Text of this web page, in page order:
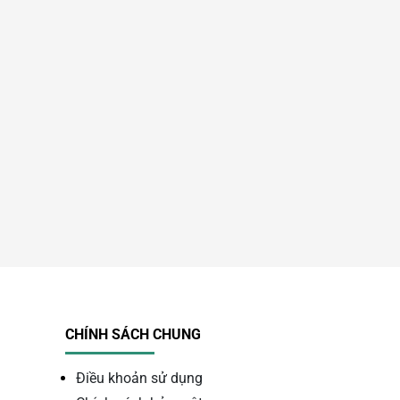
CHÍNH SÁCH CHUNG
Điều khoản sử dụng